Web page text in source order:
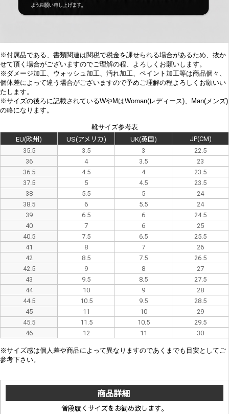
※付属品である、書類関連は関税で税金を課せられる場合があるため、抜か
せて頂く場合がございますのでご理解の程、よろしくお願いします。
※ ダメージ加工、 ウォッシュ加工、汚れ加工、ペイント加工等は商品個々、
個体差によって違う場合がございますので予めご理解の程よろしくお願いい
たします。
※サイズの後ろに記載されているWやMはWoman(レディース)、Man(メンズ)
の略になります。
靴サイズ参考表
EU(欧州)
US(アメリカ) UK(英国)
JP(CM)
35.5
3.5 3
22.5
36
4 3.5
23
36.5
4.5 4
23.5
37.5
5 4.5
23.5
38
5.5 5
24
38.5
6 5.5
24
39
6.5 6
24.5
40
7 6
25
40.5
7.5 6.5
25.5
41
8 7
26
42
8.5 7.5
26.5
42.5
9 8
27
43
9.5 8.5
27.5
44
10 9
28
44.5
10.5 9.5
28.5
45
11 10
29
45.5
11.5 10.5
29.5
46
12 11 30
※サイズ感は個人差や商品によって異なり ますのであくまでも目安としてご
参考下さい。
商品詳細
普段履くサイズをお勧め致します。